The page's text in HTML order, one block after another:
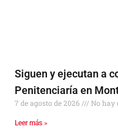
Siguen y ejecutan a
Penitenciaría en
7 de agosto de 2026 No hay
Leer más »